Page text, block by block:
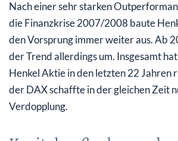
Nach einer sehr starken
die Finanzkrise 2007/2008 baute
den Vorsprung immer weiter aus. Ab
der Trend allerdings um. Insgesamt
Henkel Aktie in den letzten 22 Jahren
der DAX schaffte in der gleichen Zeit
Verdopplung.